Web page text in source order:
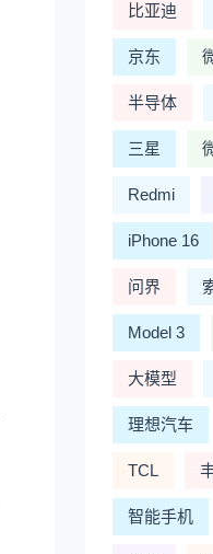
比亚迪
京东
半导体
三星
Redmi
iPhone 16
问界
Model 3
大模型
理想汽车
TCL
智能手机